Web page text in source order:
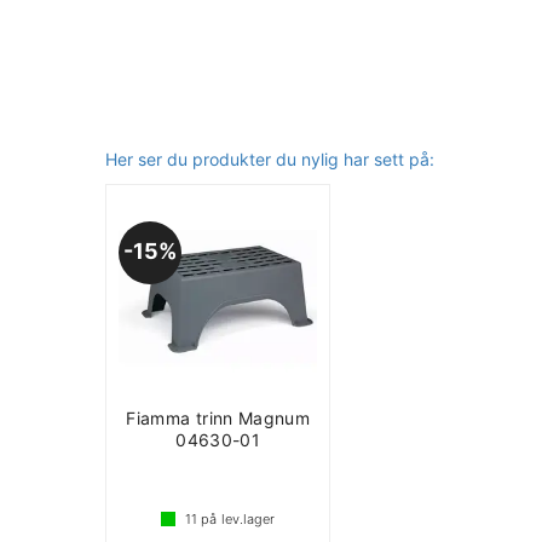
Her ser du produkter du nylig har sett på:
15%
Fiamma trinn Magnum
04630-01
11 på lev.lager